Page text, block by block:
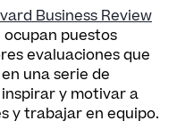
Business Review
ocupan puestos
evaluaciones que
una serie de
y motivar a
y trabajar en equipo.